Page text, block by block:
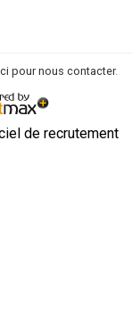
pour nous contacter.
de recrutement